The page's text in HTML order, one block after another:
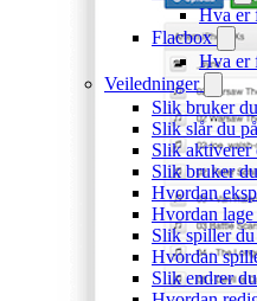
Hva er
Flacbox
Hva er
Veiledninger
Slik bruker
Slik slår du
Slik aktiverer
Slik bruker
Hvordan
Hvordan
Slik spiller
Hvordan
Slik endrer